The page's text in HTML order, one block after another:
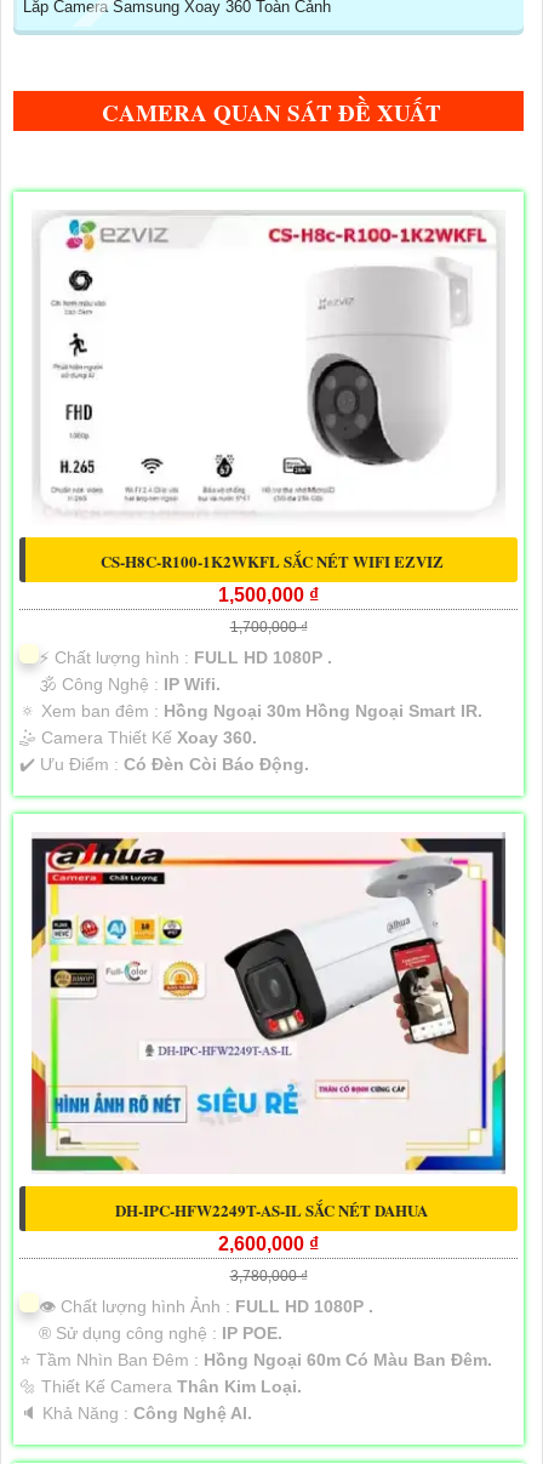
Lắp Camera Samsung Xoay 360 Toàn Cảnh
CAMERA QUAN SÁT ĐỀ XUẤT
CS-H8C-R100-1K2WKFL SẮC NÉT WIFI EZVIZ
1,500,000 ₫
1,700,000 ₫
️⚡ Chất lượng hình : FULL HD 1080P .
🕉️ Công Nghệ : IP Wifi.
🔅 Xem ban đêm : Hồng Ngoại 30m Hồng Ngoại Smart IR.
🤹 Camera Thiết Kế Xoay 360.
️✔️ Ưu Điểm : Có Đèn Còi Báo Động.
DH-IPC-HFW2249T-AS-IL SẮC NÉT DAHUA
2,600,000 ₫
3,780,000 ₫
👁 Chất lượng hình Ảnh : FULL HD 1080P .
®️ Sử dụng công nghệ : IP POE.
⭐ Tầm Nhìn Ban Đêm : Hồng Ngoại 60m Có Màu Ban Đêm.
🔩 Thiết Kế Camera Thân Kim Loại.
️🔈 Khả Năng : Công Nghệ AI.